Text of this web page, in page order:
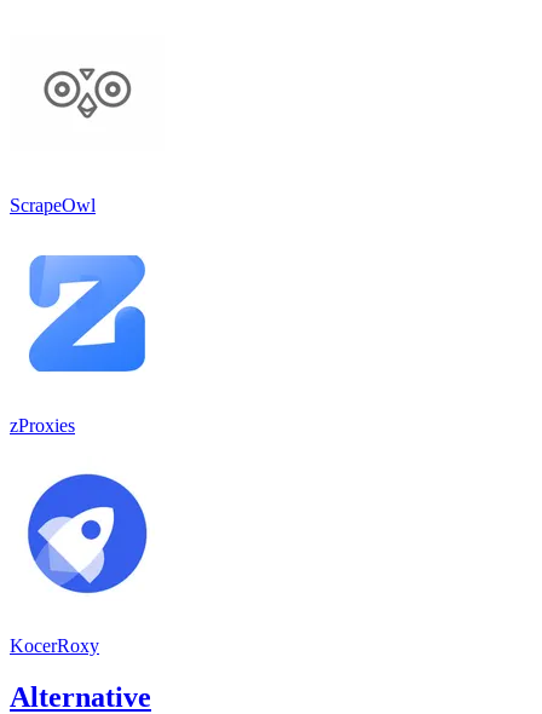
ScrapeOwl
zProxies
KocerRoxy
Alternative